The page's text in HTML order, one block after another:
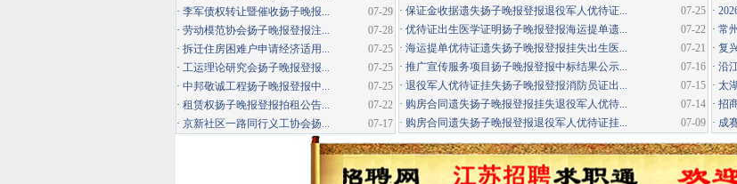
07-25
· 保证金收据遗失扬子晚报登报退役军人优待证...
07-22
· 优待证出生医学证明扬子晚报登报海运提单遗...
07-21
· 海运提单优待证遗失扬子晚报登报挂失出生医...
07-16
· 推广宣传服务项目扬子晚报登报中标结果公示...
07-15
· 退役军人优待证挂失扬子晚报登报消防员证出...
07-14
· 购房合同遗失扬子晚报登报挂失退役军人优待...
07-09
· 购房合同遗失扬子晚报登报退役军人优待证挂...
·
· 常
· 复
· 沿
· 太
· 招
· 成
07-29
· 李军债权转让暨催收扬子晚报...
07-28
· 劳动模范协会扬子晚报登报注...
07-25
· 拆迁住房困难户申请经济适用...
07-25
· 工运理论研究会扬子晚报登报...
07-25
· 中邦敬诚工程扬子晚报登报中...
07-22
· 租赁权扬子晚报登报拍租公告...
07-17
· 京新社区一路同行义工协会扬...